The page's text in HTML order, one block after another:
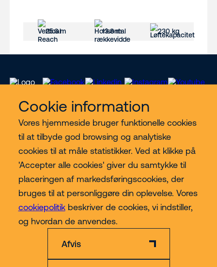
Cookie information
Vores hjemmeside bruger funktionelle cookies
til at tilbyde god browsing og analytiske
cookies til at måle statistikker. Ved at klikke på
'Accepter alle cookies' giver du samtykke til
placeringen af markedsføringscookies, der
bruges til at personliggøre din oplevelse. Vores
cookiepolitikbeskriver de cookies, vi indstiller,
og hvordan de anvendes.
Afvis
25.6 m 13.8 m 230 kg
Vores services
Lift kategorier
Contact
Mere